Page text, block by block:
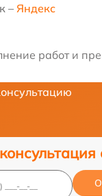
–Яндекс
работ и